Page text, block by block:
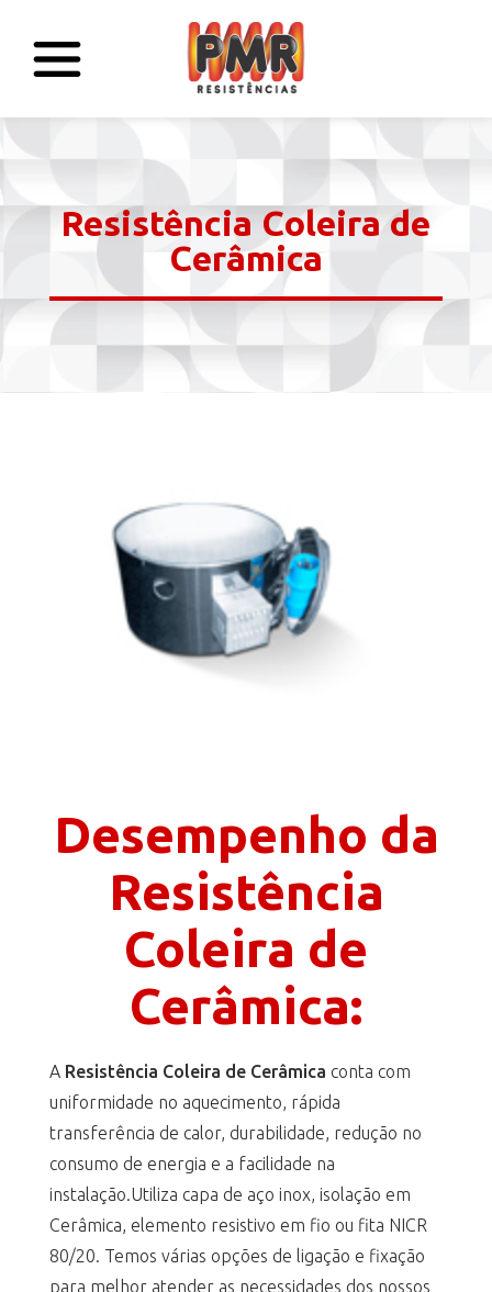
Resistência Coleira de
Cerâmica
Desempenho da
Resistência
Coleira de
Cerâmica:
A Resistência Coleira de Cerâmica conta com
uniformidade no aquecimento, rápida
transferência de calor, durabilidade, redução no
consumo de energia e a facilidade na
instalação.Utiliza capa de aço inox, isolação em
Cerâmica, elemento resistivo em fio ou fita NICR
80/20. Temos várias opções de ligação e fixação
para melhor atender as necessidades dos nossos